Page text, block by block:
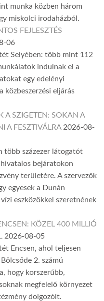
munka közben három
miskolci irodaházból.
FEJLESZTÉS
06
Selyében: több mint 112
indulnak el a
egy edelényi
közbeszerzési eljárás
A SZIGETEN: SOKAN A
A FESZTIVÁLRA 2026-08-
több százezer látogatót
bejáratokon
területére. A szervezők
egyesek a Dunán
eszközökkel szeretnének
KÖZEL 400 MILLIÓ
2026-08-05
Encsen, ahol teljesen
2. számú
hogy korszerűbb,
megfelelő környezet
dolgozóit.